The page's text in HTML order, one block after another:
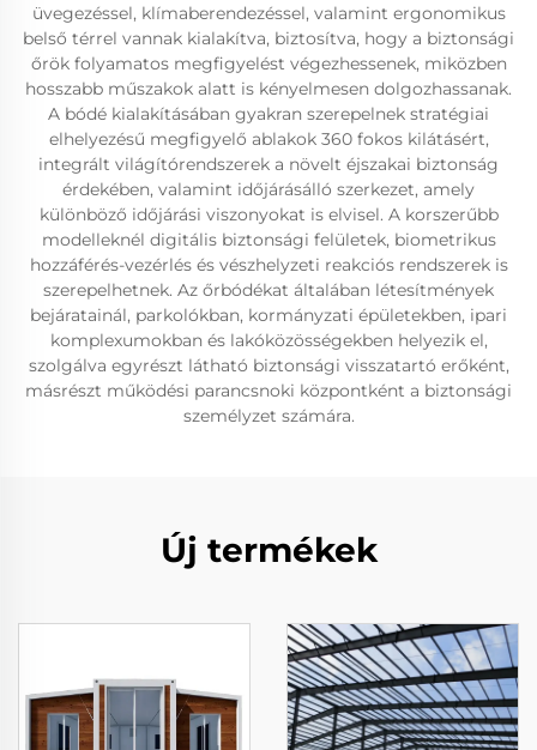
üvegezéssel, klímaberendezéssel, valamint ergonomikus
belső térrel vannak kialakítva, biztosítva, hogy a biztonsági
őrök folyamatos megfigyelést végezhessenek, miközben
hosszabb műszakok alatt is kényelmesen dolgozhassanak.
A bódé kialakításában gyakran szerepelnek stratégiai
elhelyezésű megfigyelő ablakok 360 fokos kilátásért,
integrált világítórendszerek a növelt éjszakai biztonság
érdekében, valamint időjárásálló szerkezet, amely
különböző időjárási viszonyokat is elvisel. A korszerűbb
modelleknél digitális biztonsági felületek, biometrikus
hozzáférés-vezérlés és vészhelyzeti reakciós rendszerek is
szerepelhetnek. Az őrbódékat általában létesítmények
bejáratainál, parkolókban, kormányzati épületekben, ipari
komplexumokban és lakóközösségekben helyezik el,
szolgálva egyrészt látható biztonsági visszatartó erőként,
másrészt működési parancsnoki központként a biztonsági
személyzet számára.
Új termékek